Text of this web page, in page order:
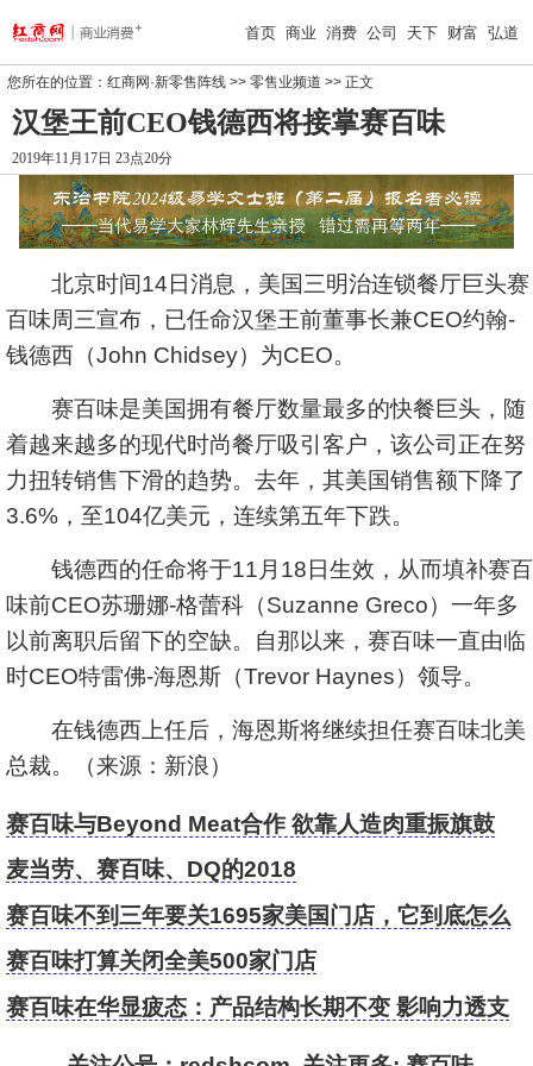
首页 商业 消费 公司 天下 财富 弘道
您所在的位置： 红商网·新零售阵线 >> 零售业频道 >> 正文
汉堡王前CEO钱德西将接掌赛百味
2019年11月17日 23点20分
北京时间14日消息，美国三明治连锁餐厅巨头赛
百味周三宣布，已任命汉堡王前董事长兼CEO约翰-
钱德西（John Chidsey）为CEO。
赛百味是美国拥有餐厅数量最多的快餐巨头，随
着越来越多的现代时尚餐厅吸引客户，该公司正在努
力扭转销售下滑的趋势。去年，其美国销售额下降了
3.6%，至104亿美元，连续第五年下跌。
钱德西的任命将于11月18日生效，从而填补赛百
味前CEO苏珊娜-格蕾科（Suzanne Greco）一年多
以前离职后留下的空缺。自那以来，赛百味一直由临
时CEO特雷佛-海恩斯（Trevor Haynes）领导。
在钱德西上任后，海恩斯将继续担任赛百味北美
总裁。（来源：新浪）
赛百味与Beyond Meat合作 欲靠人造肉重振旗鼓
麦当劳、赛百味、DQ的2018
赛百味不到三年要关1695家美国门店，它到底怎么
了？
赛百味打算关闭全美500家门店
赛百味在华显疲态：产品结构长期不变 影响力透支